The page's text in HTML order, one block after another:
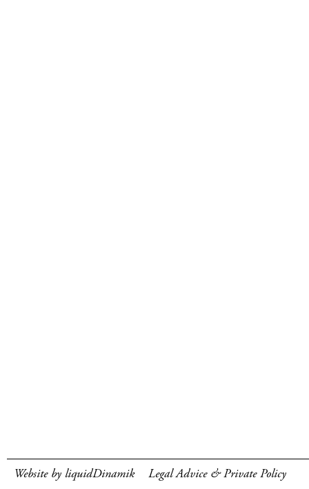
Website by liquidDinamik Legal Advice & Private Policy